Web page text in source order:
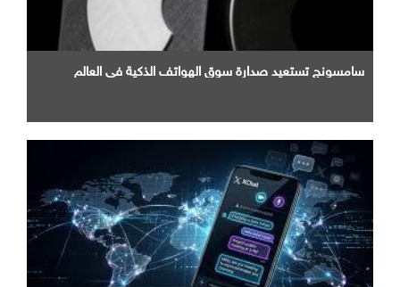
سامسونج تستعيد صدارة سوق الهواتف الذكية في العالم